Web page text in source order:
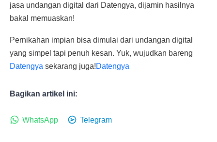
jasa undangan digital dari Datengya, dijamin hasilnya
bakal memuaskan!
Pernikahan impian bisa dimulai dari undangan digital
yang simpel tapi penuh kesan. Yuk, wujudkan bareng
Datengya sekarang juga!Datengya
Bagikan artikel ini:
WhatsApp Telegram